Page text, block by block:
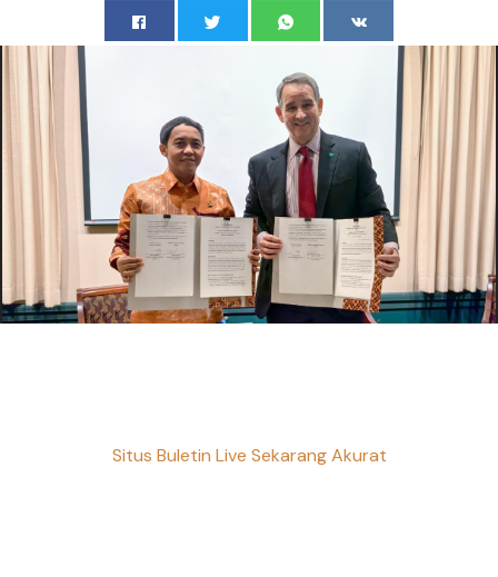
Situs Buletin Live Sekarang Akurat